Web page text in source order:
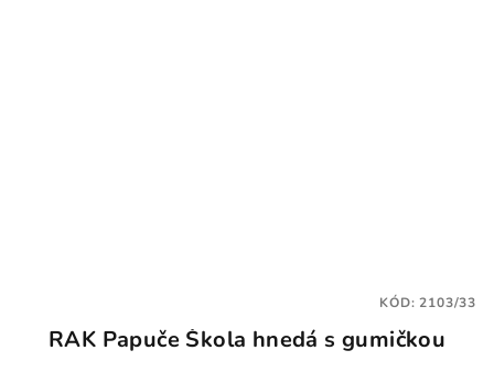
RAK Papuče Škola hnedá s gumičkou
KÓD:2103/33